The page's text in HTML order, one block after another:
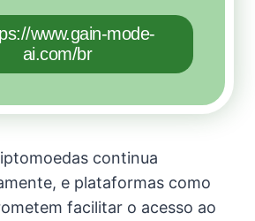
www.gain-mode-
ai.com/br
continua
e plataformas como
facilitar o acesso ao